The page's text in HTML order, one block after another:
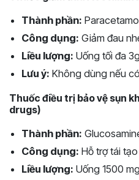
Thành phần:
Công dụng: Giảm đau
Liều lượng: Uống tối đa
Lưu ý: Không dùng nếu
Thuốc điều trị bảo vệ sụn
drugs)
Thành phần:
Công dụng: Hỗ trợ tái
Liều lượng: Uống 1500